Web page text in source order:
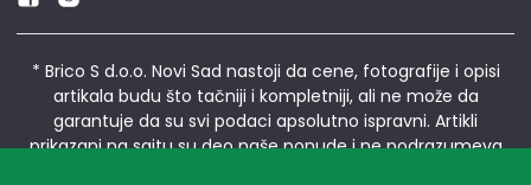
* Brico S d.o.o. Novi Sad nastoji da cene, fotografije i opisi
artikala budu što tačniji i kompletniji, ali ne može da
garantuje da su svi podaci apsolutno ispravni. Artikli
prikazani na sajtu su deo naše ponude i ne podrazumeva